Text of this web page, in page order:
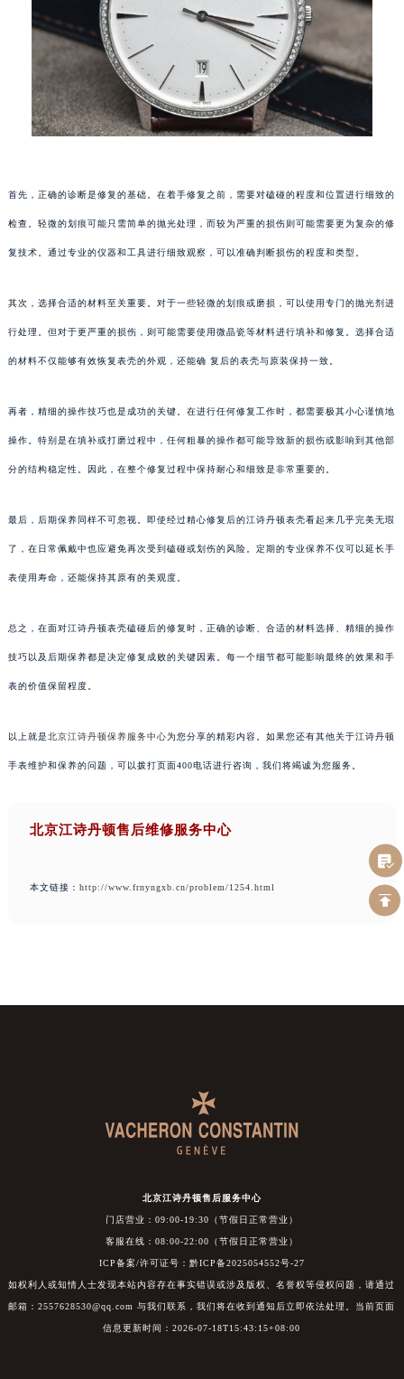
首先，正确的诊断是修复的基础。在着手修复之前，需要对磕碰的程度和位置进行细致的
检查。轻微的划痕可能只需简单的抛光处理，而较为严重的损伤则可能需要更为复杂的修
复技术。通过专业的仪器和工具进行细致观察，可以准确判断损伤的程度和类型。
其次，选择合适的材料至关重要。对于一些轻微的划痕或磨损，可以使用专门的抛光剂进
行处理。但对于更严重的损伤，则可能需要使用微晶瓷等材料进行填补和修复。选择合适
的材料不仅能够有效恢复表壳的外观，还能确 复后的表壳与原装保持一致。
再者，精细的操作技巧也是成功的关键。在进行任何修复工作时，都需要极其小心谨慎地
操作。特别是在填补或打磨过程中，任何粗暴的操作都可能导致新的损伤或影响到其他部
分的结构稳定性。因此，在整个修复过程中保持耐心和细致是非常重要的。
最后，后期保养同样不可忽视。即使经过精心修复后的江诗丹顿表壳看起来几乎完美无瑕
了，在日常佩戴中也应避免再次受到磕碰或划伤的风险。定期的专业保养不仅可以延长手
表使用寿命，还能保持其原有的美观度。
总之，在面对江诗丹顿表壳磕碰后的修复时，正确的诊断、合适的材料选择、精细的操作
技巧以及后期保养都是决定修复成败的关键因素。每一个细节都可能影响最终的效果和手
表的价值保留程度。
以上就是北京江诗丹顿保养服务中心为您分享的精彩内容。如果您还有其他关于江诗丹顿
手表维护和保养的问题，可以拨打页面400电话进行咨询，我们将竭诚为您服务。
北京江诗丹顿售后维修服务中心
本文链接： http://www.frnyngxb.cn/problem/1254.html
北京江诗丹顿售后服务中心
门店营业：09:00-19:30（节假日正常营业）
客服在线：08:00-22:00（节假日正常营业）
ICP备案/许可证号：黔ICP备2025054552号-27
如权利人或知情人士发现本站内容存在事实错误或涉及版权、名誉权等侵权问题，请通过
邮箱：2557628530@qq.com 与我们联系，我们将在收到通知后立即依法处理。当前页面
信息更新时间：2026-07-18T15:43:15+08:00